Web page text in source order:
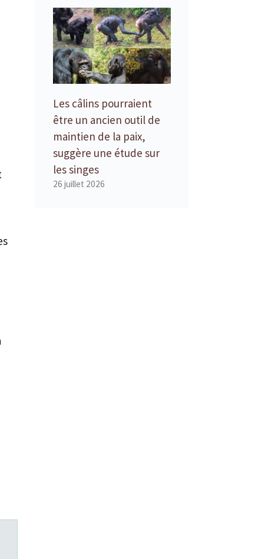
Les câlins pourraient
être un ancien outil de
maintien de la paix,
suggère une étude sur
les singes
26 juillet 2026